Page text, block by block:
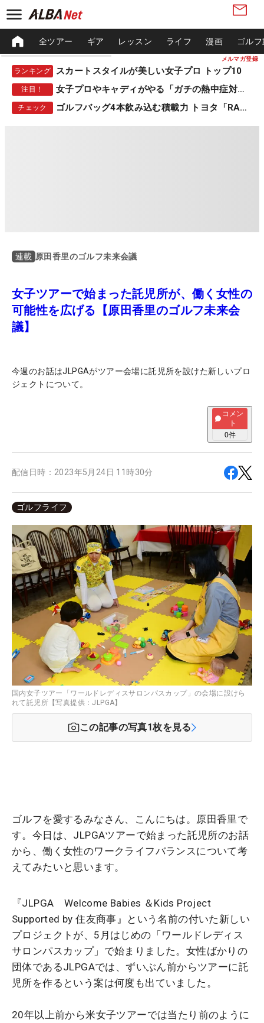
メルマガ登録
全ツアー ギア レッスン ライフ 漫画 ゴル
ランキング スカートスタイルが美しい女子プロ トップ10
注目！ 女子プロやキャディがやる「ガチの熱中症対策」
チェック ゴルフバッグ4本飲み込む積載力 トヨタ「RAV4」
連載 原田香里のゴルフ未来会議
女子ツアーで始まった託児所が、働く女性の
可能性を広げる【原田香里のゴルフ未来会
議】
今週のお話はJLPGAがツアー会場に託児所を設けた新しいプロ
ジェクトについて。
コメン
ト
0件
配信日時： 2023年5月24日 11時30分
ゴルフライフ
国内女子ツアー「ワールドレディスサロンパスカップ」の会場に設けら
れて託児所【写真提供：JLPGA】
この記事の写真1枚を見る
ゴルフを愛するみなさん、こんにちは。原田香里で
す。今日は、JLPGAツアーで始まった託児所のお話
から、働く女性のワークライフバランスについて考
えてみたいと思います。
『JLPGA Welcome Babies ＆Kids Project
Supported by 住友商事』という名前の付いた新しい
プロジェクトが、5月はじめの「ワールドレディス
サロンパスカップ」で始まりました。女性ばかりの
団体であるJLPGAでは、ずいぶん前からツアーに託
児所を作るという案は何度も出ていました。
20年以上前から米女子ツアーでは当たり前のように